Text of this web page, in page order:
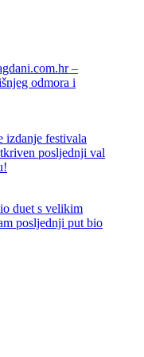
–
odmora i
izdanje festivala
posljednji val
duet s velikim
posljednji put bio